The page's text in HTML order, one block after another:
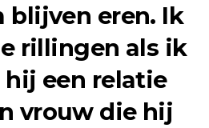
blijven eren. Ik
rillingen als ik
een relatie
vrouw die hij